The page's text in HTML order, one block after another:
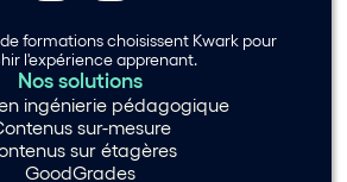
formations choisissent Kwark pour
l'expérience apprenant.
Nos solutions
ingénierie pédagogique
sur-mesure
sur étagères
GoodGrades